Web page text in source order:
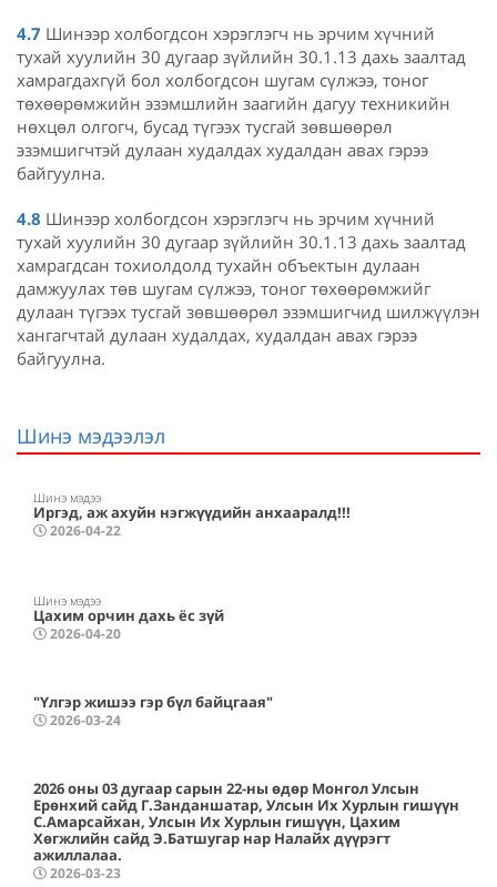
4.7 Шинээр холбогдсон хэрэглэгч нь эрчим хүчний
тухай хуулийн 30 дугаар зүйлийн 30.1.13 дахь заалтад
хамрагдахгүй бол холбогдсон шугам сүлжээ, тоног
төхөөрөмжийн эзэмшлийн заагийн дагуу техникийн
нөхцөл олгогч, бусад түгээх тусгай зөвшөөрөл
эзэмшигчтэй дулаан худалдах худалдан авах гэрээ
байгуулна.
4.8 Шинээр холбогдсон хэрэглэгч нь эрчим хүчний
тухай хуулийн 30 дугаар зүйлийн 30.1.13 дахь заалтад
хамрагдсан тохиолдолд тухайн объектын дулаан
дамжуулах төв шугам сүлжээ, тоног төхөөрөмжийг
дулаан түгээх тусгай зөвшөөрөл эзэмшигчид шилжүүлэн
хангагчтай дулаан худалдах, худалдан авах гэрээ
байгуулна.
Шинэ мэдээлэл
Шинэ мэдээ
Иргэд, аж ахуйн нэгжүүдийн анхааралд!!!
2026-04-22
Шинэ мэдээ
Цахим орчин дахь ёс зүй
2026-04-20
"Үлгэр жишээ гэр бүл байцгаая"
2026-03-24
2026 оны 03 дугаар сарын 22-ны өдөр Монгол Улсын
Ерөнхий сайд Г.Занданшатар, Улсын Их Хурлын гишүүн
С.Амарсайхан, Улсын Их Хурлын гишүүн, Цахим
Хөгжлийн сайд Э.Батшугар нар Налайх дүүрэгт
ажиллалаа.
2026-03-23